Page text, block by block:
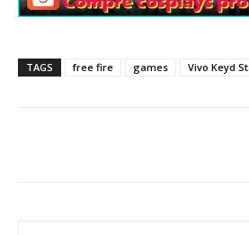
TAGS free fire games Vivo Keyd